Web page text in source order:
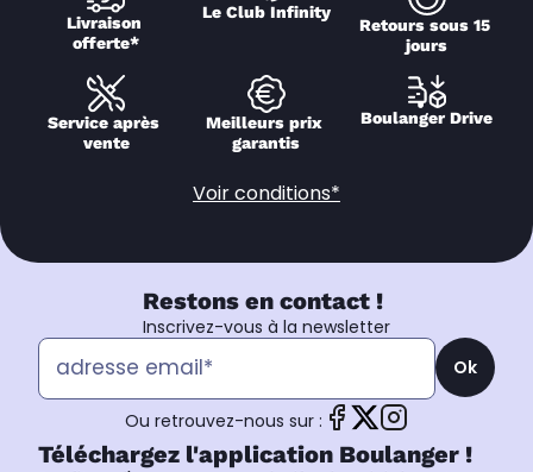
Livraison
offerte*
Le Club Infinity
Retours sous 15
jours
Service après
vente
Meilleurs prix
garantis
Boulanger Drive
Voir conditions*
Restons en contact !
Inscrivez-vous à la newsletter
Ok
Ou retrouvez-nous sur :
Téléchargez l'application Boulanger !